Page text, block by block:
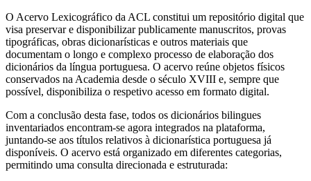
O Acervo Lexicográfico da ACL constitui um repositório digital que
visa preservar e disponibilizar publicamente manuscritos, provas
tipográficas, obras dicionarísticas e outros materiais que
documentam o longo e complexo processo de elaboração dos
dicionários da língua portuguesa. O acervo reúne objetos físicos
conservados na Academia desde o século XVIII e, sempre que
possível, disponibiliza o respetivo acesso em formato digital.
Com a conclusão desta fase, todos os dicionários bilingues
inventariados encontram-se agora integrados na plataforma,
juntando-se aos títulos relativos à dicionarística portuguesa já
disponíveis. O acervo está organizado em diferentes categorias,
permitindo uma consulta direcionada e estruturada: